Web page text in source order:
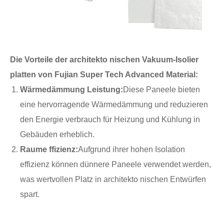
Die Vorteile der architekto nischen Vakuum-Isolier
platten von Fujian Super Tech Advanced Material:
Wärmedämmung Leistung:Diese Paneele bieten
eine hervorragende Wärmedämmung und reduzieren
den Energie verbrauch für Heizung und Kühlung in
Gebäuden erheblich.
Raume ffizienz:Aufgrund ihrer hohen Isolation
effizienz können dünnere Paneele verwendet werden,
was wertvollen Platz in architekto nischen Entwürfen
spart.